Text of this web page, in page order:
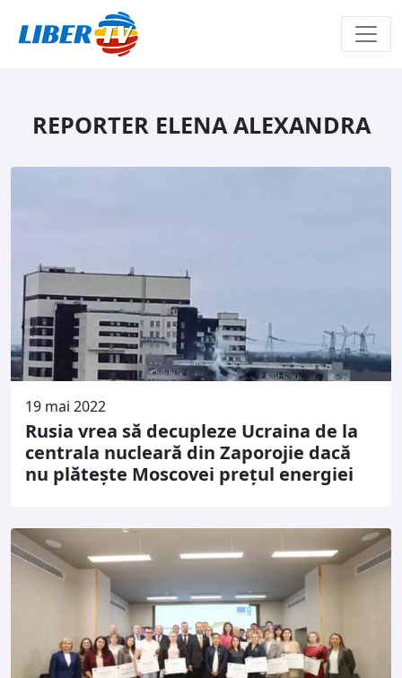
REPORTER ELENA ALEXANDRA
19 mai 2022
Rusia vrea să decupleze Ucraina de la
centrala nucleară din Zaporojie dacă
nu plătește Moscovei prețul energiei